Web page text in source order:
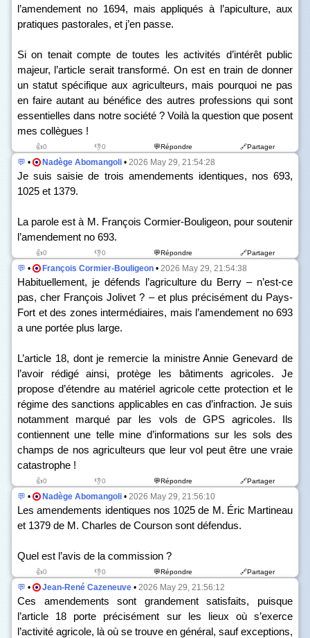
l’amendement no1694, mais appliqués à l’apiculture, aux
pratiques pastorales, et j’en passe.
Si on tenait compte de toutes les activités d’intérêt public
majeur, l’article serait transformé. On est en train de donner
un statut spécifique aux agriculteurs, mais pourquoi ne pas
en faire autant au bénéfice des autres professions qui sont
essentielles dans notre société ? Voilà la question que posent
mes collègues !
👍0 👎0 💬Répondre 🔗Partager
💬 • Nadège Abomangoli • 2026 May 29, 21:54:28
Je suis saisie de trois amendements identiques, nos 693,
1025 et 1379.
La parole est à M. François Cormier-Bouligeon, pour soutenir
l’amendement no 693.
👍0 👎0 💬Répondre 🔗Partager
💬 • François Cormier-Bouligeon • 2026 May 29, 21:54:38
Habituellement, je défends l’agriculture du Berry – n’est-ce
pas, cher François Jolivet ? – et plus précisément du Pays-
Fort et des zones intermédiaires, mais l’amendement no693
a une portée plus large.
L’article 18, dont je remercie la ministre Annie Genevard de
l’avoir rédigé ainsi, protège les bâtiments agricoles. Je
propose d’étendre au matériel agricole cette protection et le
régime des sanctions applicables en cas d’infraction. Je suis
notamment marqué par les vols de GPS agricoles. Ils
contiennent une telle mine d’informations sur les sols des
champs de nos agriculteurs que leur vol peut être une vraie
catastrophe !
👍0 👎0 💬Répondre 🔗Partager
💬 • Nadège Abomangoli • 2026 May 29, 21:56:10
Les amendements identiques nos 1025 de M. Éric Martineau
et 1379 de M. Charles de Courson sont défendus.
Quel est l’avis de la commission ?
👍0 👎0 💬Répondre 🔗Partager
💬 • Jean-René Cazeneuve • 2026 May 29, 21:56:12
Ces amendements sont grandement satisfaits, puisque
l’article 18 porte précisément sur les lieux où s’exerce
l’activité agricole, là où se trouve en général, sauf exceptions,